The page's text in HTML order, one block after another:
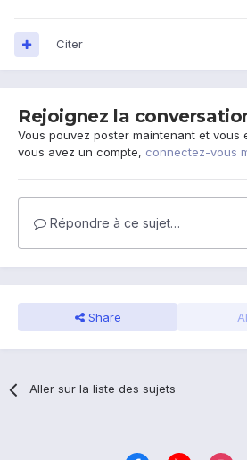
Citer
Rejoignez la
Vous pouvez poster maintenant et vous
vous avez un compte, connectez-vous
Répondre à ce sujet…
Share
Aller sur la liste des sujets